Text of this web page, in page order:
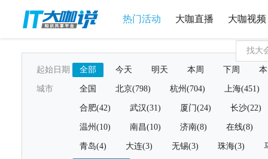
热门活动 大咖直播 大咖视频
起始日期 全部 今天 明天 本周 下周
城市 全国 北京(798) 杭州(704) 上海(451)
合肥(42) 武汉(31) 厦门(24) 长沙(22)
温州(10) 南昌(10) 济南(8) 在线(8)
青岛(4) 大连(3) 无锡(3) 珠海(3)